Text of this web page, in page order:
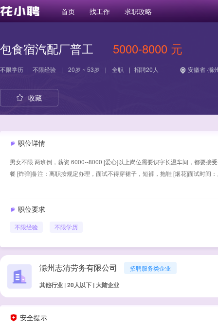
首页 找工作 求职攻略
包食宿汽配厂普工 5000-8000 元
不限学历 | 不限经验 | 20岁 ~ 53岁 | 全职 | 招聘20人 安徽省 ·滁
收藏
职位详情
男女不限 两班倒，薪资 6000--8000 [爱心]以上岗位需要识字长温车间，都要接
餐 [炸弹]备注：离职按规定办理，面试不得穿裙子，短裤，拖鞋 [烟花]面试时间
职位要求
不限经验 不限学历
滁州志清劳务有限公司 招聘服务类企业
其他行业 | 20人以下 | 大陆企业
安全提示